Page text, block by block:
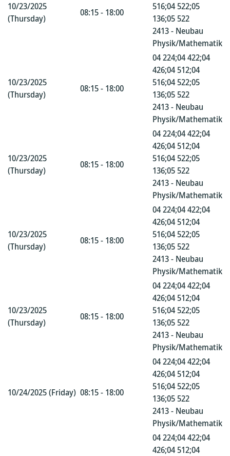
10/23/2025
(Thursday)
08:15 - 18:00
516;04 522;05
136;05 522
2413 - Neubau
Physik/Mathematik
10/23/2025
(Thursday)
08:15 - 18:00
04 224;04 422;04
426;04 512;04
516;04 522;05
136;05 522
2413 - Neubau
Physik/Mathematik
10/23/2025
(Thursday)
08:15 - 18:00
04 224;04 422;04
426;04 512;04
516;04 522;05
136;05 522
2413 - Neubau
Physik/Mathematik
10/23/2025
(Thursday)
08:15 - 18:00
04 224;04 422;04
426;04 512;04
516;04 522;05
136;05 522
2413 - Neubau
Physik/Mathematik
10/23/2025
(Thursday)
08:15 - 18:00
04 224;04 422;04
426;04 512;04
516;04 522;05
136;05 522
2413 - Neubau
Physik/Mathematik
10/24/2025 (Friday) 08:15 - 18:00
04 224;04 422;04
426;04 512;04
516;04 522;05
136;05 522
2413 - Neubau
Physik/Mathematik
04 224;04 422;04
426;04 512;04